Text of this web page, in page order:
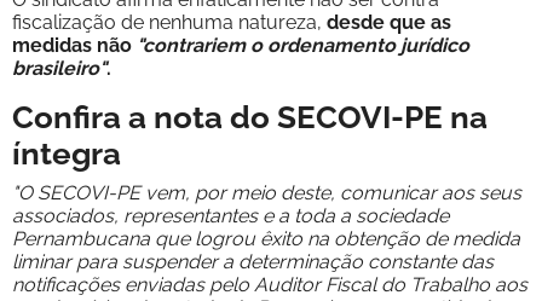
fiscalização de nenhuma natureza, desde que as
medidas não "contrariem o ordenamento jurídico
brasileiro".
Confira a nota do SECOVI-PE na
íntegra
"O SECOVI-PE vem, por meio deste, comunicar aos seus
associados, representantes e a toda a sociedade
Pernambucana que logrou êxito na obtenção de medida
liminar para suspender a determinação constante das
notificações enviadas pelo Auditor Fiscal do Trabalho aos